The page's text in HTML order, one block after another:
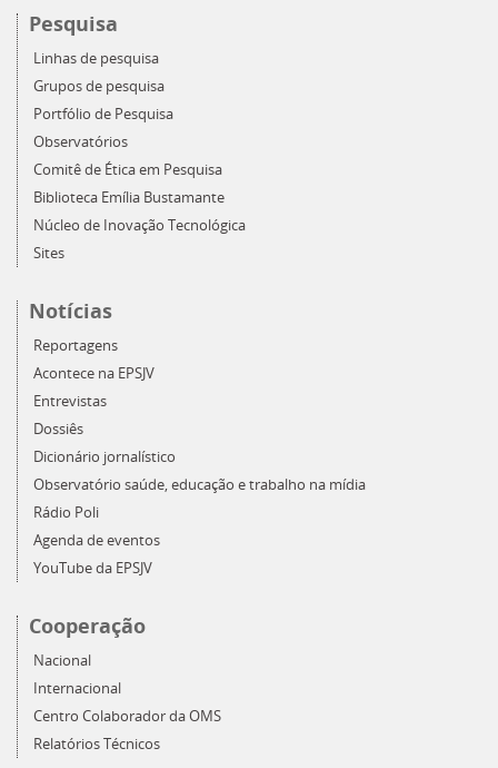
Pesquisa
Linhas de pesquisa
Grupos de pesquisa
Portfólio de Pesquisa
Observatórios
Comitê de Ética em Pesquisa
Biblioteca Emília Bustamante
Núcleo de Inovação Tecnológica
Sites
Notícias
Reportagens
Acontece na EPSJV
Entrevistas
Dossiês
Dicionário jornalístico
Observatório saúde, educação e trabalho na mídia
Rádio Poli
Agenda de eventos
YouTube da EPSJV
Cooperação
Nacional
Internacional
Centro Colaborador da OMS
Relatórios Técnicos